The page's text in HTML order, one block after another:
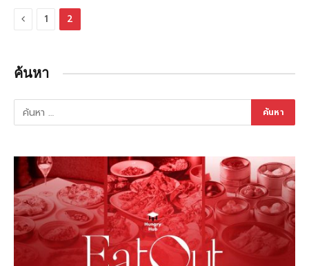
Previous
1 2
ค้นหา